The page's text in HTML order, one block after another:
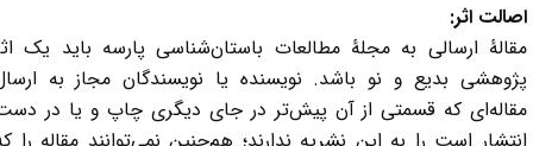
اثر:
ارسالی به مجلۀ مطالعات باستان‌شناسی پارسه باید یک اثر
بدیع و نو باشد. نویسنده یا نویسندگان مجاز به ارسال
که قسمتی از آن پیش‌تر در جای دیگری چاپ و یا در دست